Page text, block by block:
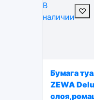
В
наличии
♡
Бумага
ZEWA